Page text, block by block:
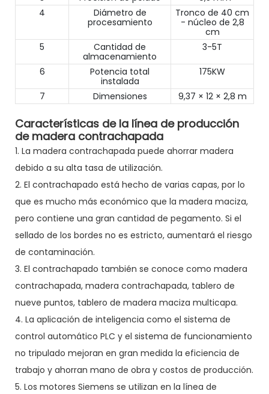
4
Diámetro de
procesamiento
Tronco de 40 cm
- núcleo de 2,8
cm
5
Cantidad de
almacenamiento
3-5T
6
Potencia total
instalada
175KW
7 Dimensiones 9,37 × 12 × 2,8 m
Características de la línea de producción
de madera contrachapada
1. La madera contrachapada puede ahorrar madera
debido a su alta tasa de utilización.
2. El contrachapado está hecho de varias capas, por lo
que es mucho más económico que la madera maciza,
pero contiene una gran cantidad de pegamento. Si el
sellado de los bordes no es estricto, aumentará el riesgo
de contaminación.
3. El contrachapado también se conoce como madera
contrachapada, madera contrachapada, tablero de
nueve puntos, tablero de madera maciza multicapa.
4. La aplicación de inteligencia como el sistema de
control automático PLC y el sistema de funcionamiento
no tripulado mejoran en gran medida la eficiencia de
trabajo y ahorran mano de obra y costos de producción.
5. Los motores Siemens se utilizan en la línea de